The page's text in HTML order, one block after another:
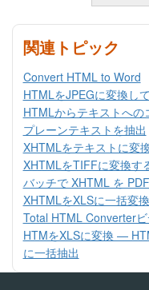
関連トピック
Convert HTML to Word
HTMLをJPEGに変換し
HTMLからテキストへ
プレーンテキストを抽出
XHTMLをテキストに変
XHTMLをTIFFに変換す
バッチで XHTML を
XHTMLをXLSに一括変換
Total HTML Converter
HTMをXLSに変換 —
に一括抽出